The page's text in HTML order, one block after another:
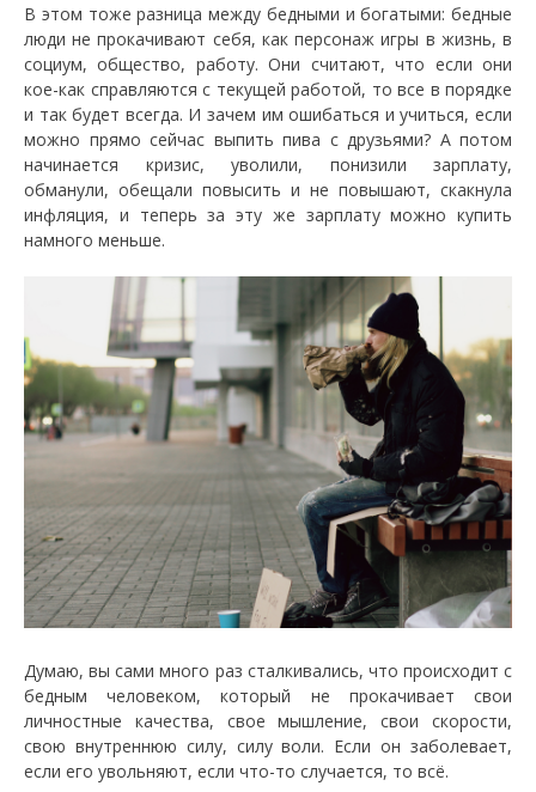
В этом тоже разница между бедными и богатыми: бедные
люди не прокачивают себя, как персонаж игры в жизнь, в
социум, общество, работу. Они считают, что если они
кое-как справляются с текущей работой, то все в порядке
и так будет всегда. И зачем им ошибаться и учиться, если
можно прямо сейчас выпить пива с друзьями? А потом
начинается кризис, уволили, понизили зарплату,
обманули, обещали повысить и не повышают, скакнула
инфляция, и теперь за эту же зарплату можно купить
намного меньше.
Думаю, вы сами много раз сталкивались, что происходит с
бедным человеком, который не прокачивает свои
личностные качества, свое мышление, свои скорости,
свою внутреннюю силу, силу воли. Если он заболевает,
если его увольняют, если что-то случается, то всё.